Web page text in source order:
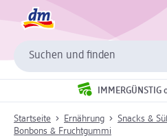
Suchen und finden
Startseite Ernährung
Snacks &
Bonbons & Fruchtgummi